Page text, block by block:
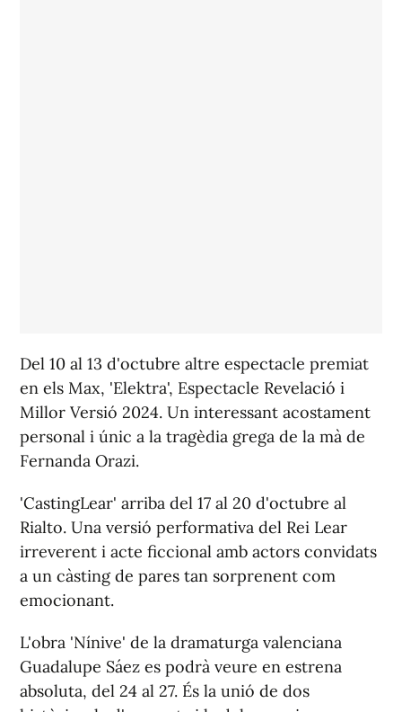
Del 10 al 13 d'octubre altre espectacle premiat
en els Max, 'Elektra', Espectacle Revelació i
Millor Versió 2024. Un interessant acostament
personal i únic a la tragèdia grega de la mà de
Fernanda Orazi.
'CastingLear' arriba del 17 al 20 d'octubre al
Rialto. Una versió performativa del Rei Lear
irreverent i acte ficcional amb actors convidats
a un càsting de pares tan sorprenent com
emocionant.
L'obra 'Nínive' de la dramaturga valenciana
Guadalupe Sáez es podrà veure en estrena
absoluta, del 24 al 27. És la unió de dos